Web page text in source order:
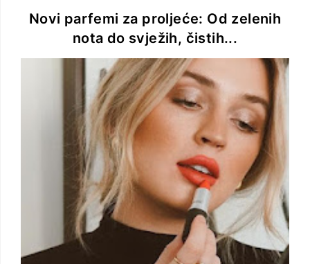
Novi parfemi za proljeće: Od zelenih
nota do svježih, čistih...